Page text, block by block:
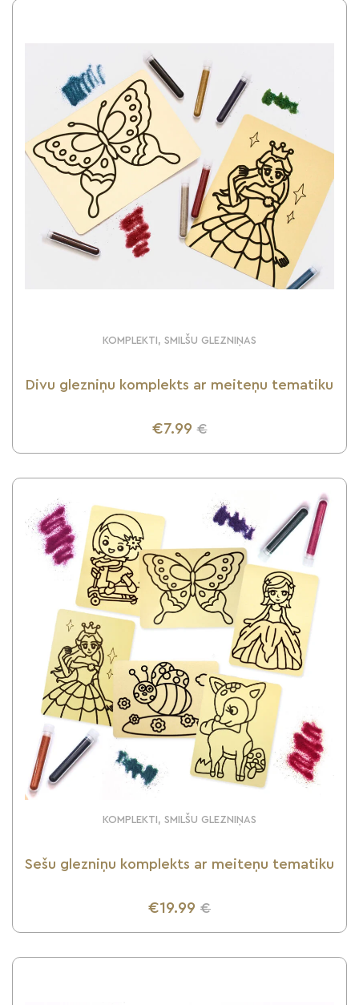
KOMPLEKTI, SMILŠU GLEZNIŅAS
Divu glezniņu komplekts ar meiteņu tematiku
€7.99 €
UZZINI VAIRĀK
KOMPLEKTI, SMILŠU GLEZNIŅAS
Sešu glezniņu komplekts ar meiteņu tematiku
€19.99 €
UZZINI VAIRĀK